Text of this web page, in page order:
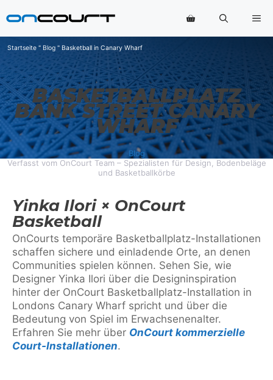
Inhalt
Startseite " Blog " Basketball in Canary Wharf
BASKETBALLPLATZ
BANK STREET CANARY
WHARF
Blog
Verfasst vom OnCourt Team – Spezialisten für Design, Bodenbeläge
und Basketballkörbe
Yinka Ilori × OnCourt
Basketball
OnCourts temporäre Basketballplatz-Installationen
schaffen sichere und einladende Orte, an denen
Communities spielen können. Sehen Sie, wie
Designer Yinka Ilori über die Designinspiration
hinter der OnCourt Basketballplatz-Installation in
Londons Canary Wharf spricht und über die
Bedeutung von Spiel im Erwachsenenalter.
Erfahren Sie mehr über OnCourt kommerzielle
Court-Installationen.